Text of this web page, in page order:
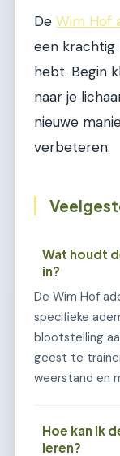
De Wim Hof
een krachtig
hebt. Begin
naar je
nieuwe
verbeteren.
Wat houdt
in?
De Wim Hof
specifieke
blootstelling
geest te
weerstand en
Hoe kan ik
leren?